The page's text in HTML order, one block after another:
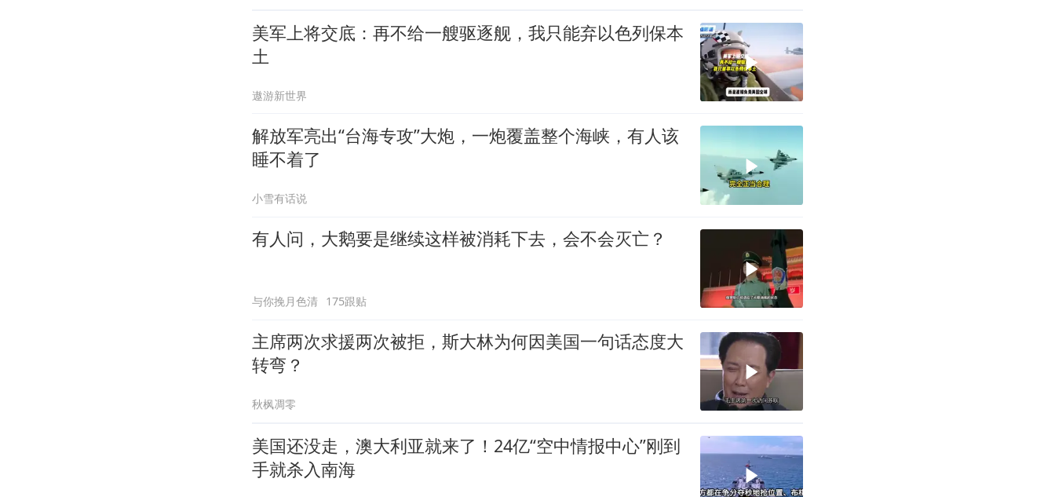
美军上将交底：再不给一艘驱逐舰，我只能弃以色列保本
土
遨游新世界
解放军亮出“台海专攻”大炮，一炮覆盖整个海峡，有人该
睡不着了
小雪有话说
有人问，大鹅要是继续这样被消耗下去，会不会灭亡？
与你挽月色清 175跟贴
主席两次求援两次被拒，斯大林为何因美国一句话态度大
转弯？
秋枫凋零
美国还没走，澳大利亚就来了！24亿“空中情报中心”刚到
手就杀入南海